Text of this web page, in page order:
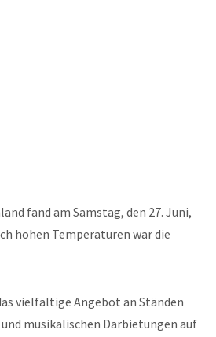
fand am Samstag, den 27. Juni,
hohen Temperaturen war die
vielfältige Angebot an Ständen
musikalischen Darbietungen auf